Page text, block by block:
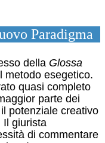
Paradigma
della Glossa
metodo esegetico.
quasi completo
parte dei
potenziale creativo
Il giurista
di commentare